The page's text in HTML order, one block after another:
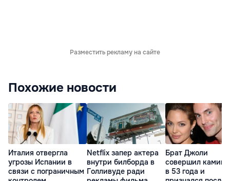
Разместить рекламу на сайте
Похожие новости
Италия отвергла
угрозы Испании в
связи с пограничным
Netflix запер актера
внутри билборда в
Голливуде ради
Брат Джоли
совершил
в 53 года и